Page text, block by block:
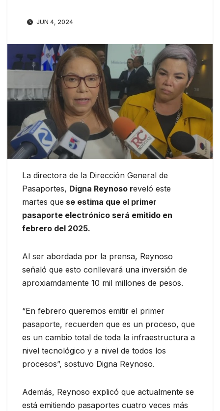
JUN 4, 2024
La directora de la Dirección General de
Pasaportes, Digna Reynoso reveló este
martes que se estima que el primer
pasaporte electrónico será emitido en
febrero del 2025.
Al ser abordada por la prensa, Reynoso
señaló que esto conllevará una inversión de
aproxiamdamente 10 mil millones de pesos.
“En febrero queremos emitir el primer
pasaporte, recuerden que es un proceso, que
es un cambio total de toda la infraestructura a
nivel tecnológico y a nivel de todos los
procesos”, sostuvo Digna Reynoso.
Además, Reynoso explicó que actualmente se
está emitiendo pasaportes cuatro veces más